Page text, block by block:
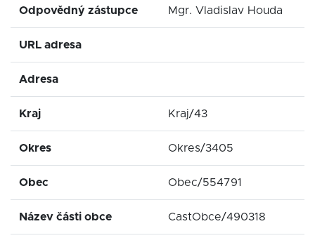
Odpovědný zástupce Mgr. Vladislav Houda
URL adresa
Adresa
Kraj Kraj/43
Okres Okres/3405
Obec Obec/554791
Název části obce CastObce/490318